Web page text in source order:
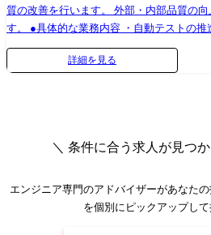
発言語:TypeScript、PHP、Python、Golang
ワーク:Next.js、React、 Nuxt.js、 Vue.js、
Framework、 Laravel、 Express ・インフ
ECS、S3、RDS、ElastiCache、Lambda -
ス:Docker、Swagger、GitHub、Slack、
明確化、 インターフェースの型保証などを
[インフラ] ・クラウドサービスはGCPを利
は、ほぼ全てGoogle Kubernetes Engine上に
フラのコード管理 ・その他、GitHub
質の改善を行います。 外部・内部品質の
す。 ●具体的な業務内容 ・自動テストの推進・運用・改善 └ユニット、
E2E、パフォーマンスなど ・自動テスト環
改善ツールの推進・運用・改善 └静的解析
アの品質管理全般を担当する職種です。
的に目標を設定し、デイリーのミーティ
発や運用の課題に取り組みます。 チーム
詳細を見る
＼ 条件に合う求人が見つ
エンジニア専門のアドバイザーがあなた
を個別にピックアップして